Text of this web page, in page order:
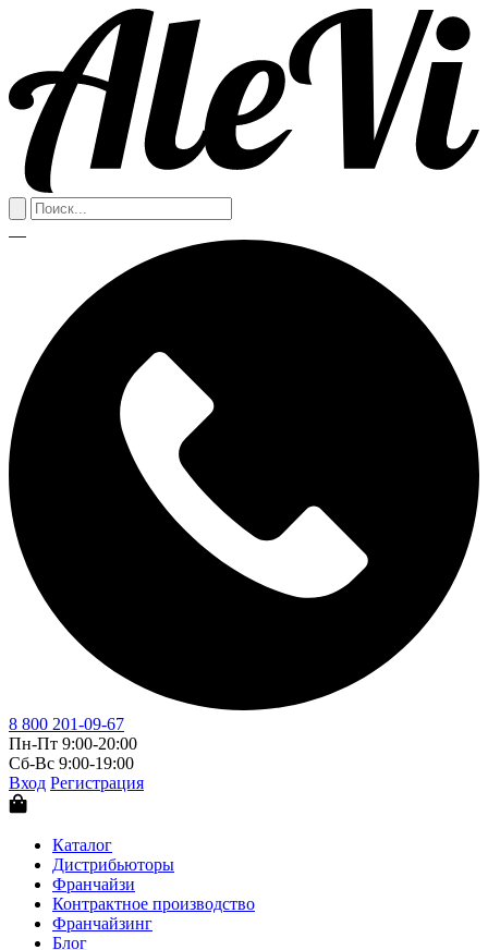
8 800 201-09-67
Пн-Пт 9:00-20:00
Сб-Вс 9:00-19:00
Вход Регистрация
Каталог
Дистрибьюторы
Франчайзи
Контрактное производство
Франчайзинг
Блог